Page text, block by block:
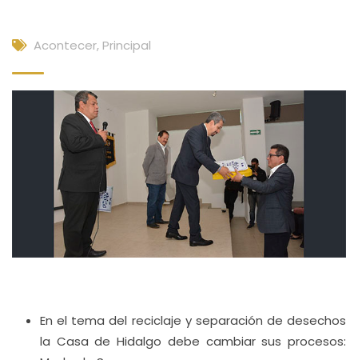
Acontecer, Principal
En el tema del reciclaje y separación de desechos
la Casa de Hidalgo debe cambiar sus procesos: